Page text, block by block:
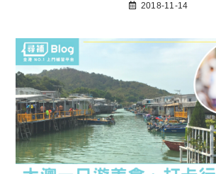
2018-11-14